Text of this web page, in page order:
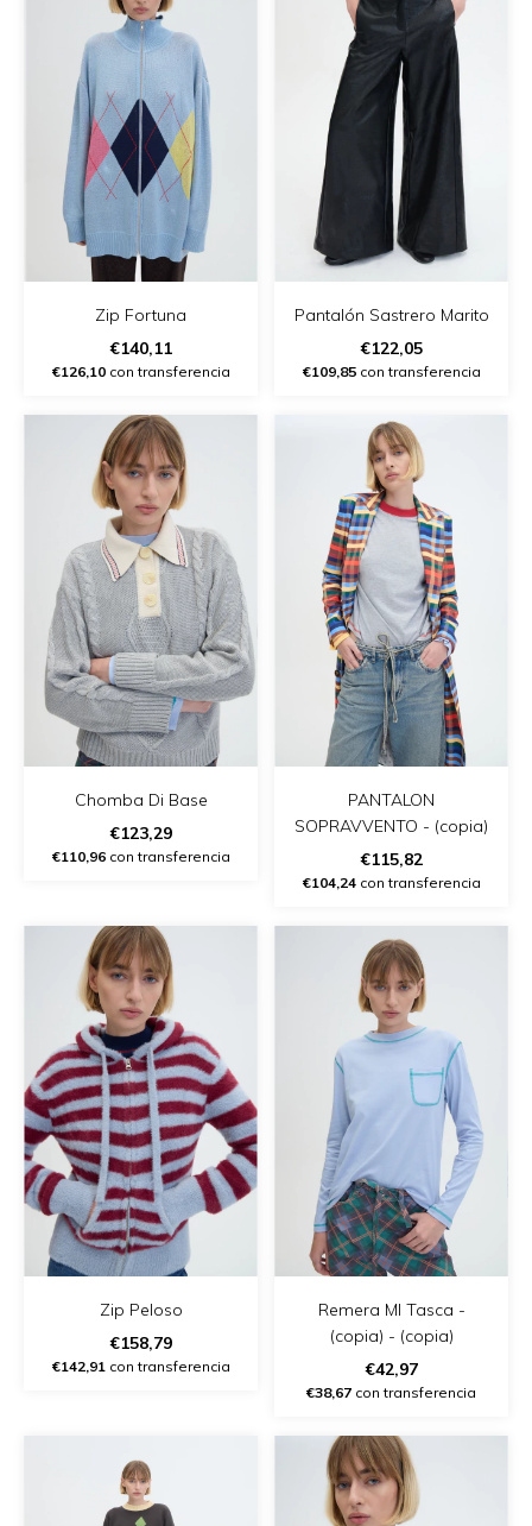
Zip Fortuna
€140,11
€126,10con transferencia
Pantalón Sastrero Marito
€122,05
€109,85con transferencia
Chomba Di Base
€123,29
€110,96con transferencia
PANTALON
SOPRAVVENTO - (copia)
€115,82
€104,24con transferencia
Zip Peloso
€158,79
€142,91con transferencia
Remera Ml Tasca -
(copia) - (copia)
€42,97
€38,67 con transferencia